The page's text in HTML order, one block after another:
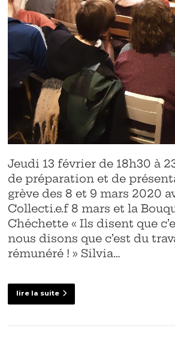
Jeudi 13 février de 18h30 à
de préparation et de
grève des 8 et 9 mars 2020
Collecti.e.f 8 mars et la
Chéchette « Ils disent que
nous disons que c’est du
rémunéré ! » Silvia…
lire la suite